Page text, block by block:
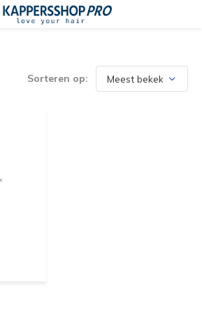
Sorteren op: